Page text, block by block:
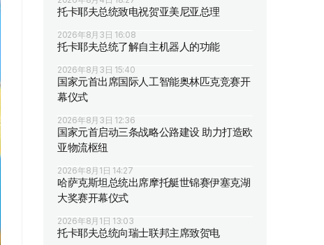
托卡耶夫总统致电祝贺亚美尼亚总理
2026年8月3日 16:08
托卡耶夫总统了解自主机器人的功能
2026年8月3日 15:40
国家元首出席国际人工智能奥林匹克竞赛开
幕仪式
2026年8月3日 12:36
国家元首启动三条战略公路建设 助力打造欧
亚物流枢纽
2026年8月1日 14:27
哈萨克斯坦总统出席摩托艇世锦赛伊塞克湖
大奖赛开幕仪式
2026年8月1日 13:03
托卡耶夫总统向瑞士联邦主席致贺电